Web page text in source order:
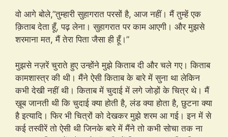
वो आगे बोले,”तुम्हारी सुहागरात परसों है, आज नहीं। मैं तुम्हें एक
क़िताब देता हूँ, पढ़ लेना। सुहागरात पर काम आएगी। और मुझसे
शरमाना मत, मैं तेरा पिता जैसा ही हूँ।”
मुझसे नज़रें चुराते हुए उन्होंने मुझे किताब दी और चले गए। किताब
कामशास्त्र की थी। मैंने ऐसी किताब के बारे में सुना था लेकिन
कभी देखी नहीं थी। किताब में चुदाई में लगे जोड़ों के चित्र थे। मैं
ख़ूब जानती थी कि चुदाई क्या होती है, लंड क्या होता है, छुटना क्या
है इत्यादि। फिर भी चित्रों को देखकर मुझे शरम आ गई। इन में से
कई तस्वीरें तो ऐसी थी जिनके बारे में मैंने तो कभी सोचा तक ना